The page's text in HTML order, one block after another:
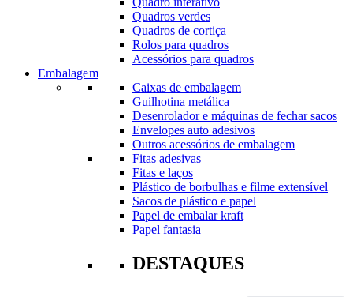
Quadros verdes
Quadros de cortiça
Rolos para quadros
Acessórios para quadros
Embalagem
Caixas de embalagem
Guilhotina metálica
Desenrolador e máquinas de fechar sacos
Envelopes auto adesivos
Outros acessórios de embalagem
Fitas adesivas
Fitas e laços
Plástico de borbulhas e filme extensível
Sacos de plástico e papel
Papel de embalar kraft
Papel fantasia
DESTAQUES